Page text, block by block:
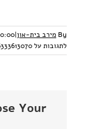
By מירב בית-און|
לתגובות על 1426333613070
Your